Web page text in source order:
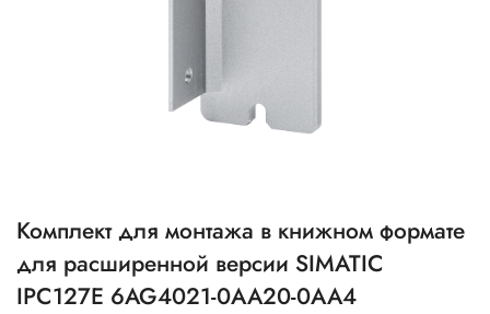
Комплект для монтажа в книжном формате
для расширенной версии SIMATIC
IPC127E 6AG4021-0AA20-0AA4